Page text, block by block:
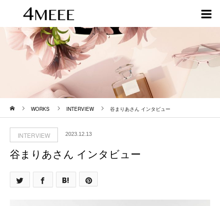
WORKS
INTERVIEW 谷まりあさん インタビュー
INTERVIEW 2023.12.13
谷まりあさん インタビュー